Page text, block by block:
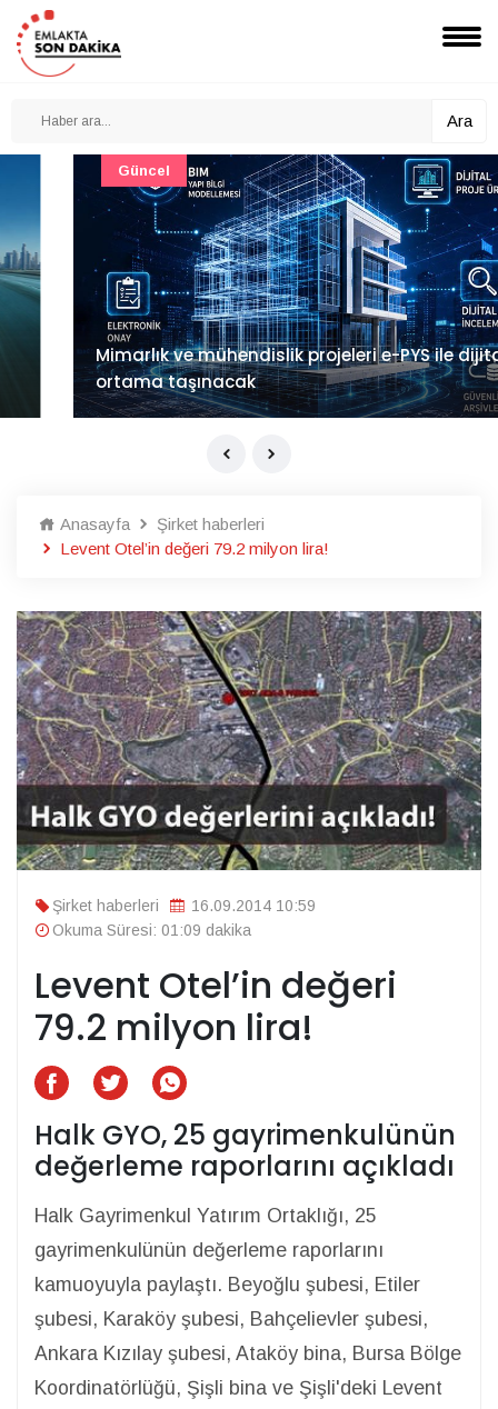
Ara
Mimarlık ve mühendislik projeleri e-PYS ile dijital
ortama taşınacak
Anasayfa
Şirket haberleri
Levent Otel’in değeri 79.2 milyon lira!
Şirket haberleri
16.09.2014 10:59
Okuma Süresi: 01:09 dakika
Levent Otel’in değeri
79.2 milyon lira!
Halk GYO, 25 gayrimenkulünün
değerleme raporlarını açıkladı
Halk Gayrimenkul Yatırım Ortaklığı, 25
gayrimenkulünün değerleme raporlarını
kamuoyuyla paylaştı. Beyoğlu şubesi, Etiler
şubesi, Karaköy şubesi, Bahçelievler şubesi,
Ankara Kızılay şubesi, Ataköy bina, Bursa Bölge
Koordinatörlüğü, Şişli bina ve Şişli'deki Levent